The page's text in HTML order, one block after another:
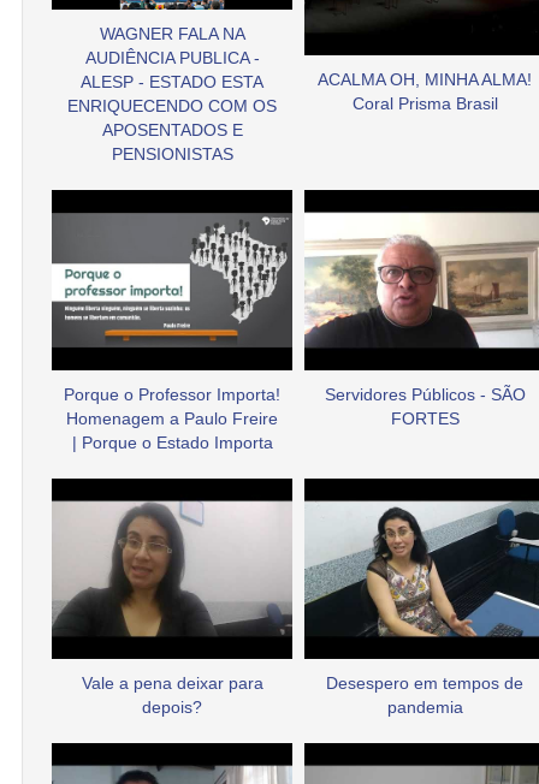
WAGNER FALA NA
AUDIÊNCIA PUBLICA -
ALESP - ESTADO ESTA
ENRIQUECENDO COM OS
APOSENTADOS E
PENSIONISTAS
ACALMA OH, MINHA ALMA!
Coral Prisma Brasil
Porque o Professor Importa!
Homenagem a Paulo Freire
| Porque o Estado Importa
Servidores Públicos - SÃO
FORTES
Vale a pena deixar para
depois?
Desespero em tempos de
pandemia